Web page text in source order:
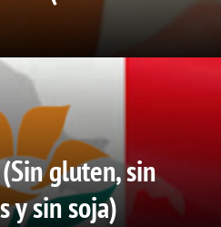
gluten, sin
y sin soja)